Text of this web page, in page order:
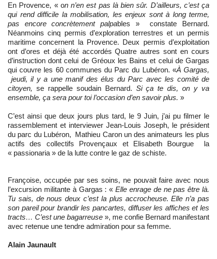
En Provence, « on n’en est pas là bien sûr. D’ailleurs, c’est ça
qui rend difficile la mobilisation, les enjeux sont à long terme,
pas encore concrètement palpables » constate Bernard.
Néanmoins cinq permis d’exploration terrestres et un permis
maritime concernent la Provence. Deux permis d’exploitation
ont d’ores et déjà été accordés Quatre autres sont en cours
d’instruction dont celui de Gréoux les Bains et celui de Gargas
qui couvre les 60 communes du Parc du Lubéron. «À Gargas,
jeudi, il y a une manif des élus du Parc avec les comité de
citoyen, se rappelle soudain Bernard. Si ça te dis, on y va
ensemble, ça sera pour toi l’occasion d’en savoir plus. »
C’est ainsi que deux jours plus tard, le 9 Juin, j’ai pu filmer le
rassemblement et interviewer Jean-Louis Joseph, le président
du parc du Lubéron, Mathieu Caron un des animateurs les plus
actifs des collectifs Provençaux et Elisabeth Bourgue la
« passionaria » de la lutte contre le gaz de schiste.
Françoise, occupée par ses soins, ne pouvait faire avec nous
l’excursion militante à Gargas : « Elle enrage de ne pas être là.
Tu sais, de nous deux c’est la plus accrocheuse. Elle n’a pas
son pareil pour brandir les pancartes, diffuser les affiches et les
tracts… C’est une bagarreuse », me confie Bernard manifestant
avec retenue une tendre admiration pour sa femme.
Alain Jaunault